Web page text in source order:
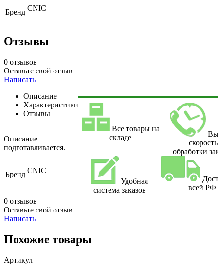
Бренд CNIC
Отзывы
0 отзывов
Оставьте свой отзыв
Написать
Описание
Характеристики
Отзывы
Описание
подготавливается.
Бренд CNIC
0 отзывов
Оставьте свой отзыв
Написать
Все товары на
складе
скорость
обработки
Удобная
система заказов
всей РФ
Похожие товары
Артикул